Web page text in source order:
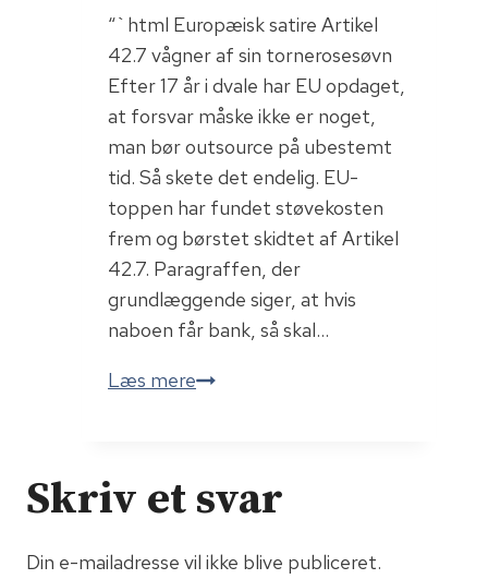
“`html Europæisk satire Artikel
42.7 vågner af sin tornerosesøvn
Efter 17 år i dvale har EU opdaget,
at forsvar måske ikke er noget,
man bør outsource på ubestemt
tid. Så skete det endelig. EU-
toppen har fundet støvekosten
frem og børstet skidtet af Artikel
42.7. Paragraffen, der
grundlæggende siger, at hvis
naboen får bank, så skal…
Læs mereArtikel
Skriv et svar
Din e-mailadresse vil ikke blive publiceret.